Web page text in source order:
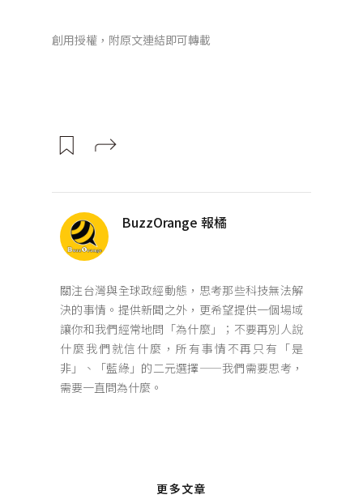
創用授權，附原文連結即可轉載
BuzzOrange 報橘
關注台灣與全球政經動態，思考那些科技無法解
決的事情。提供新聞之外，更希望提供一個場域
讓你和我們經常地問「為什麼」；不要再別人說
什麼我們就信什麼，所有事情不再只有「是
非」、「藍綠」的二元選擇——我們需要思考，
需要一直問為什麼。
更多文章